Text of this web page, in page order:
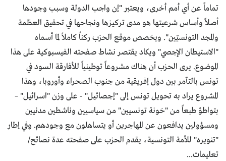
تماماً عن أي أمم أخرى، ويعتبر "إن واجب الدولة وسبب وجودها
أصلاً وأساس شرعيتها هو مدى تركيزها ونجاحها في تحقيق العظمة
والمجد التونسيّين". ويخصص موقع الحزب ركناً كاملاً لما أسماه
"الاستيطان الإجصي" ويكاد يقتصر نشاط صفحته الفيسبوكية على هذا
الموضوع. يرى الحزب أن هناك مشروعاً توطينياً للأفارقة السود في
تونس بالتآمر بين دول إفريقية من جنوب الصحراء وأوروبا، وهذا
المشروع يراد به تحويل تونس إلى "إجصائيل" - على وزن "اسرائيل" –
بتواطؤ طبعاً من "خونة تونسيين" من سياسيين وناشطين مدنيين
ومسؤولين يدافعون عن المهاجرين أو يتساهلون مع وجودهم. وفي إطار
"تنويره" للأمة التونسية، يقدم الحزب على صفحته عدة نصائح/
تعليمات...